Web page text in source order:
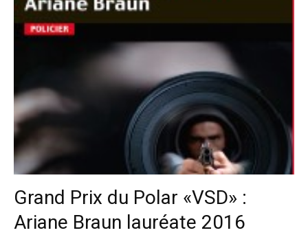
Grand Prix du Polar «VSD» :
Ariane Braun lauréate 2016